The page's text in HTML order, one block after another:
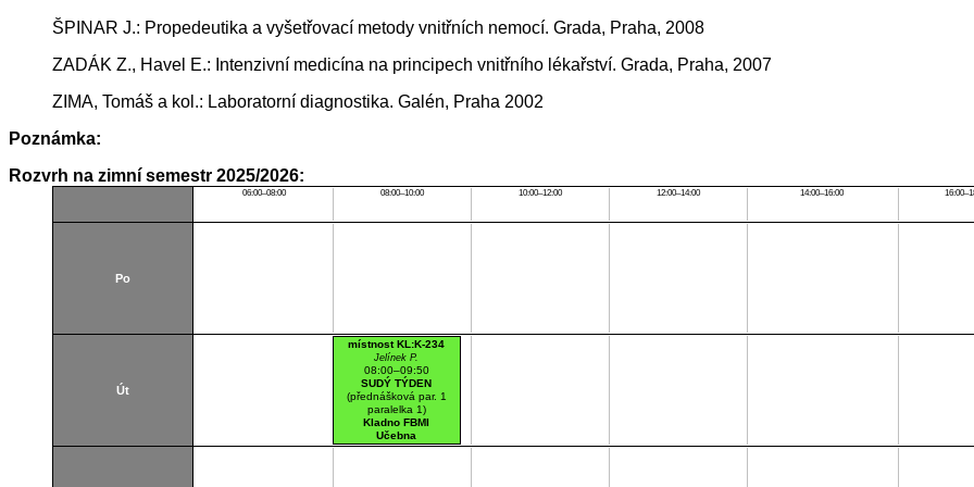
ŠPINAR J.: Propedeutika a vyšetřovací metody vnitřních nemocí. Grada, Praha, 2008
ZADÁK Z., Havel E.: Intenzivní medicína na principech vnitřního lékařství. Grada, Praha, 2007
ZIMA, Tomáš a kol.: Laboratorní diagnostika. Galén, Praha 2002
Poznámka:
Rozvrh na zimní semestr 2025/2026:
06:00–08:00 08:00–10:00 10:00–12:00 12:00–14:00 14:00–16:00
Po
Út
místnost KL:K-234
Jelínek P.
08:00–09:50
SUDÝ TÝDEN
(přednášková par. 1
paralelka 1)
Kladno FBMI
Učebna